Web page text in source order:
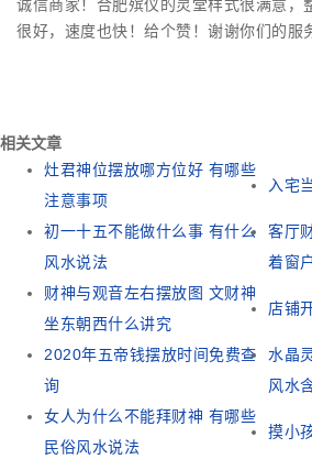
诚信商家！合肥殡仪的灵堂样式很满意，
很好，速度也快！给个赞！谢谢你们的服
相关文章
灶君神位摆放哪方位好 有哪些
注意事项
入宅
初一十五不能做什么事 有什么
风水说法
客厅
着窗
财神与观音左右摆放图 文财神
坐东朝西什么讲究
店铺
2020年五帝钱摆放时间免费查
询
水晶
风水
女人为什么不能拜财神 有哪些
民俗风水说法
摸小